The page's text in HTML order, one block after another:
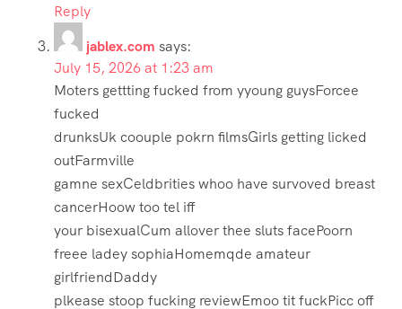
Reply
jablex.com says:
July 15, 2026 at 1:23 am
Moters gettting fucked from yyoung guysForcee
fucked
drunksUk coouple pokrn filmsGirls getting licked
outFarmville
gamne sexCeldbrities whoo have survoved breast
cancerHoow too tel iff
your bisexualCum allover thee sluts facePoorn
freee ladey sophiaHomemqde amateur
girlfriendDaddy
plkease stoop fucking reviewEmoo tit fuckPicc off